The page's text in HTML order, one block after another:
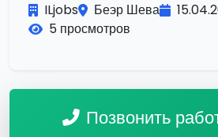
ILjobs Беэр Шева
5 просмотров
Позвонить